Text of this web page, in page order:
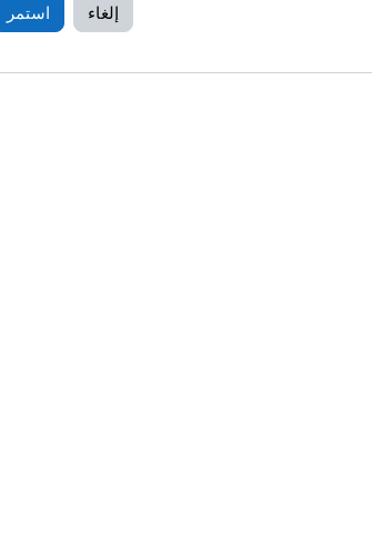
إلغاء استمر